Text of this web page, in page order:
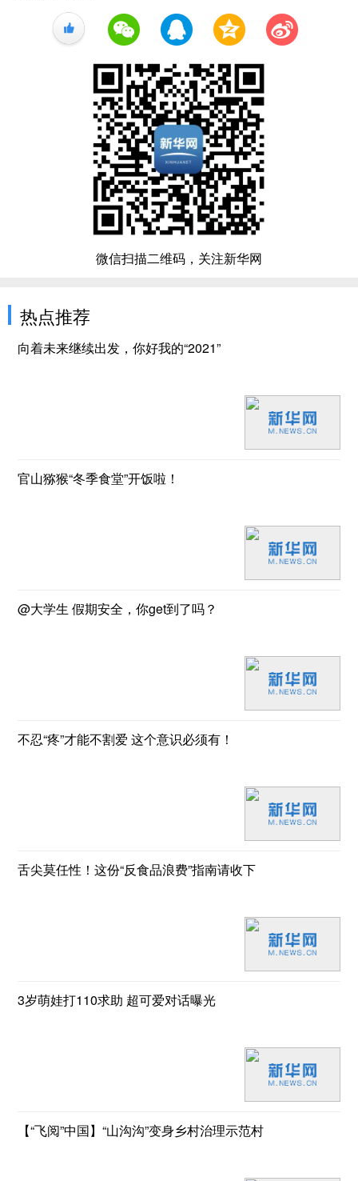
+1
微信扫描二维码，关注新华网
热点推荐
向着未来继续出发，你好我的“2021”
官山猕猴“冬季食堂”开饭啦！
@大学生 假期安全，你get到了吗？
不忍“疼”才能不割爱 这个意识必须有！
舌尖莫任性！这份“反食品浪费”指南请收下
3岁萌娃打110求助 超可爱对话曝光
【“飞阅”中国】“山沟沟”变身乡村治理示范村